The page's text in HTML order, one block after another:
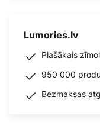
Lumories.lv
Plašākais
950 000
Bezmaksas